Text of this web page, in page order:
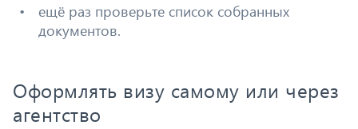
ещё раз проверьте список собранных
документов.
Оформлять визу самому или через
агентство